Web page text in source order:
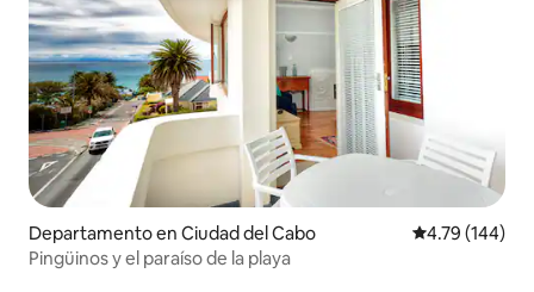
Departamento en Ciudad del Cabo Calificación
4.79 (144)
Pingüinos y el paraíso de la playa